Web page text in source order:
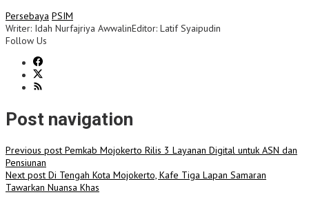
Persebaya PSIM
Writer: Idah Nurfajriya AwwalinEditor: Latif Syaipudin
Follow Us
Post navigation
Previous post Pemkab Mojokerto Rilis 3 Layanan Digital untuk ASN dan
Pensiunan
Next post Di Tengah Kota Mojokerto, Kafe Tiga Lapan Samaran
Tawarkan Nuansa Khas